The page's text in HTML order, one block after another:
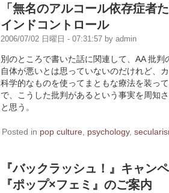
「無名のアルコール依存症者
インドコントロール
2006/07/02 日曜日 - 07:31:57 by admin
別のところで書いた話に関連して、AA 批判
自体が悪いとは思っていないのだけれど、
科学的なものを使ってまともな療法を装っ
で、こうした批判があるという事実を周知
と思う。
Posted in pop culture psychology,
『バックラッシュ！』キャン
『ポップ×フェミ』のご案内